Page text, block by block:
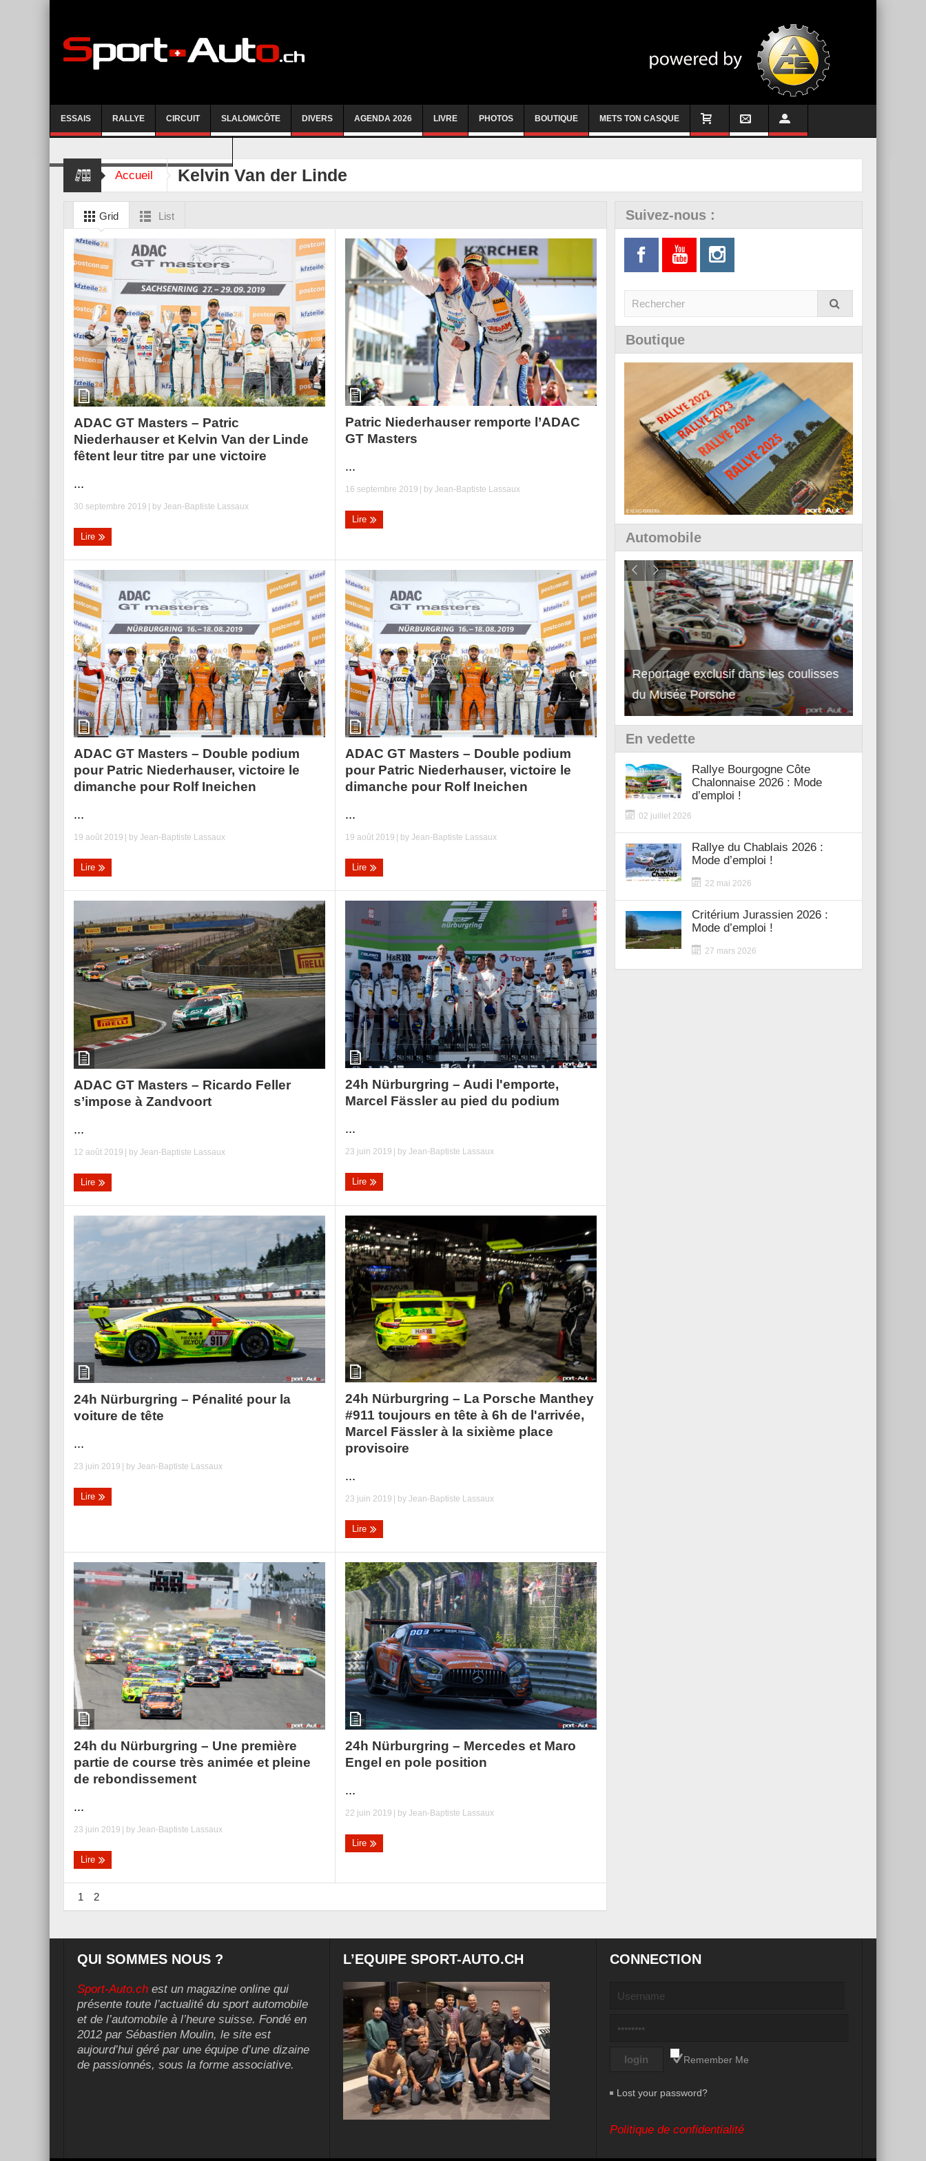
ESSAIS RALLYE CIRCUIT SLALOM/CÔTE DIVERS AGENDA 2026 LIVRE PHOTOS BOUTIQUE METS TON CASQUE
Accueil Kelvin Van der Linde
Grid List
ADAC GT Masters – Patric
Niederhauser et Kelvin Van der Linde
fêtent leur titre par une victoire
...
30 septembre 2019 | by Jean-Baptiste Lassaux
Lire
Patric Niederhauser remporte l’ADAC
GT Masters
...
16 septembre 2019 | byJean-Baptiste Lassaux
Lire
ADAC GT Masters – Double podium
pour Patric Niederhauser, victoire le
dimanche pour Rolf Ineichen
...
19 août 2019 | by Jean-Baptiste Lassaux
Lire
ADAC GT Masters – Double podium
pour Patric Niederhauser, victoire le
dimanche pour Rolf Ineichen
...
19 août 2019 | byJean-Baptiste Lassaux
Lire
ADAC GT Masters – Ricardo Feller
s’impose à Zandvoort
...
12 août 2019 | by Jean-Baptiste Lassaux
Lire
24h Nürburgring – Audi l'emporte,
Marcel Fässler au pied du podium
...
23 juin 2019 | byJean-Baptiste Lassaux
Lire
24h Nürburgring – Pénalité pour la
voiture de tête
...
23 juin 2019 | by Jean-Baptiste Lassaux
Lire
24h Nürburgring – La Porsche Manthey
#911 toujours en tête à 6h de l'arrivée,
Marcel Fässler à la sixième place
provisoire
...
23 juin 2019 | byJean-Baptiste Lassaux
Lire
24h du Nürburgring – Une première
partie de course très animée et pleine
de rebondissement
...
23 juin 2019 | by Jean-Baptiste Lassaux
Lire
24h Nürburgring – Mercedes et Maro
Engel en pole position
...
22 juin 2019 | byJean-Baptiste Lassaux
Lire
1 2
Suivez-nous :
Boutique
Automobile
Essai – Morgan Supersport
Reportage exclusif dans les coulisses
du Musée Porsche
Découverte de la nouvelle Ferrari
12Cilindri Manuale
En vedette
Rallye Bourgogne Côte
Chalonnaise 2026 : Mode
d’emploi !
02 juillet 2026
Rallye du Chablais 2026 :
Mode d’emploi !
22 mai 2026
Critérium Jurassien 2026 :
Mode d’emploi !
27 mars 2026
QUI SOMMES NOUS ?
Sport-Auto.ch est un magazine online qui
présente toute l’actualité du sport automobile
et de l’automobile à l’heure suisse. Fondé en
2012 par Sébastien Moulin, le site est
aujourd’hui géré par une équipe d’une dizaine
de passionnés, sous la forme associative.
L’EQUIPE SPORT-AUTO.CH CONNECTION
Remember Me
Lost your password?
Politique de confidentialité